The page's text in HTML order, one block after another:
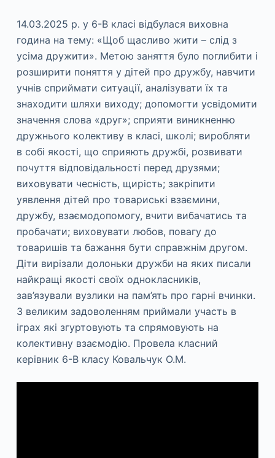
14.03.2025 р. у 6-В класі відбулася виховна
година на тему: «Щоб щасливо жити – слід з
усіма дружити». Метою заняття було поглибити і
розширити поняття у дітей про дружбу, навчити
учнів сприймати ситуації, аналізувати їх та
знаходити шляхи виходу; допомогти усвідомити
значення слова «друг»; сприяти виникненню
дружнього колективу в класі, школі; виробляти
в собі якості, що сприяють дружбі, розвивати
почуття відповідальності перед друзями;
виховувати чесність, щирість; закріпити
уявлення дітей про товариські взаємини,
дружбу, взаємодопомогу, вчити вибачатись та
пробачати; виховувати любов, повагу до
товаришів та бажання бути справжнім другом.
Діти вирізали долоньки дружби на яких писали
найкращі якості своїх однокласників,
зав’язували вузлики на пам’ять про гарні вчинки.
З великим задоволенням приймали участь в
іграх які згуртовують та спрямовують на
колективну взаємодію. Провела класний
керівник 6-В класу Ковальчук О.М.